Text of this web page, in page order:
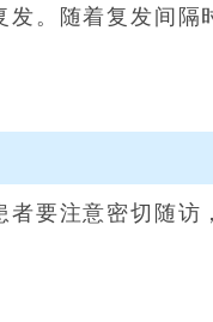
。随着复发间隔
要注意密切随访